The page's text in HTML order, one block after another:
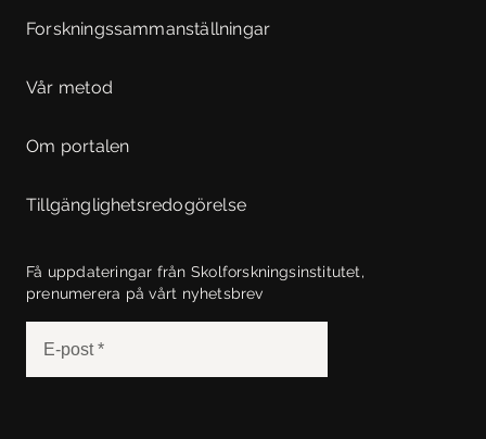
Forskningssammanställningar
Vår metod
Om portalen
Tillgänglighetsredogörelse
Få uppdateringar från Skolforskningsinstitutet,
prenumerera på vårt nyhetsbrev